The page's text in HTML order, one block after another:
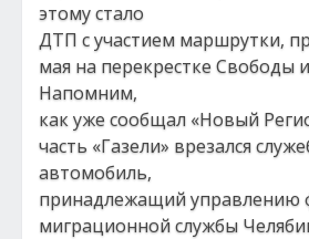
этому стало
ДТП с участием маршрутки,
мая на перекрестке Свободы
Напомним,
как уже сообщал «Новый
часть «Газели» врезался
автомобиль,
принадлежащий управлению
миграционной службы